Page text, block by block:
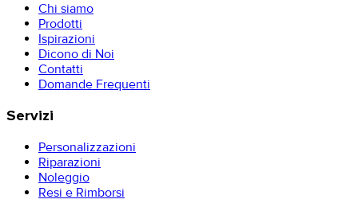
Chi siamo
Prodotti
Ispirazioni
Dicono di Noi
Contatti
Domande Frequenti
Servizi
Personalizzazioni
Riparazioni
Noleggio
Resi e Rimborsi